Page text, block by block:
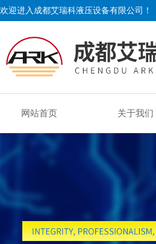
欢迎进入成都艾瑞科液压设备有限公司！
网站首页 关于我们